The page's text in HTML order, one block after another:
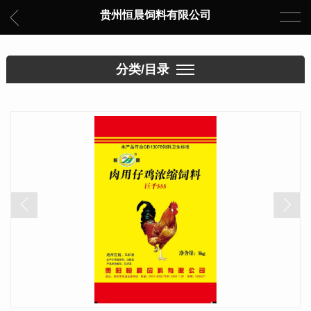
贵州恒晨饲料有限公司
分类/目录